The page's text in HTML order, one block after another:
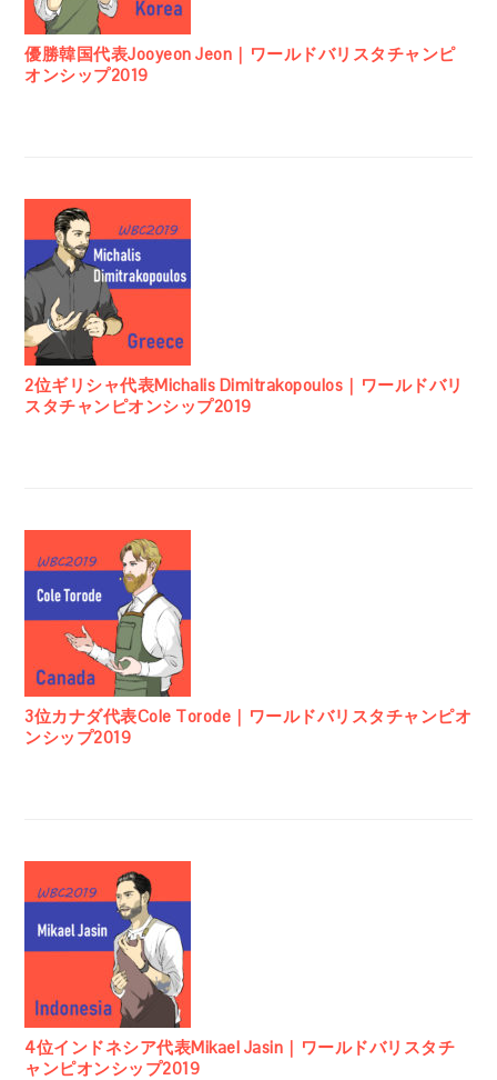
優勝韓国代表Jooyeon Jeon｜ワールドバリスタチャンピ
オンシップ2019
2位ギリシャ代表Michalis Dimitrakopoulos｜ワールドバリ
スタチャンピオンシップ2019
3位カナダ代表Cole Torode｜ワールドバリスタチャンピオ
ンシップ2019
4位インドネシア代表Mikael Jasin｜ワールドバリスタチ
ャンピオンシップ2019